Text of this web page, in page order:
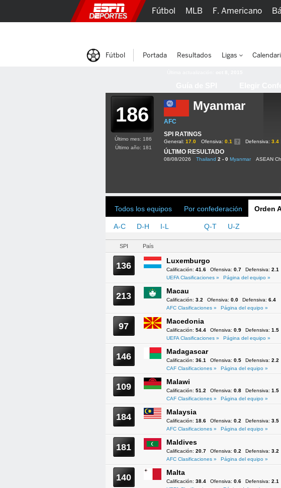
186 Myanmar
AFC
SPI RATINGS
General: 17.0 Ofensiva: 0.1 Defensiva: 3.4
ÚLTIMO RESULTADO
08/08/2026 Thailand 2 - 0 Myanmar ASEAN
Último mes: 186
Último año: 181
Todos los equipos Por confederación Orden
A-C D-H I-L Q-T U-Z
SPI
País
136 Luxemburgo
Calificación: 41.6 Ofensiva: 0.7 Defensiva: 2.1
UEFA Clasificaciones »
Página del equipo »
213 Macau
Calificación: 3.2 Ofensiva: 0.0 Defensiva: 6.4
AFC Clasificaciones »
Página del equipo »
97 Macedonia
Calificación: 54.4 Ofensiva: 0.9 Defensiva: 1.5
UEFA Clasificaciones »
Página del equipo »
146 Madagascar
Calificación: 36.1 Ofensiva: 0.5 Defensiva: 2.2
CAF Clasificaciones »
Página del equipo »
109 Malawi
Calificación: 51.2 Ofensiva: 0.8 Defensiva: 1.5
CAF Clasificaciones »
Página del equipo »
184 Malaysia
Calificación: 18.6 Ofensiva: 0.2 Defensiva: 3.5
AFC Clasificaciones »
Página del equipo »
181 Maldives
Calificación: 20.7 Ofensiva: 0.2 Defensiva: 3.2
AFC Clasificaciones »
Página del equipo »
140 Malta
Calificación: 38.4 Ofensiva: 0.6 Defensiva: 2.1
Fútbol MLB F. Americano
Fútbol Portada Resultados Ligas